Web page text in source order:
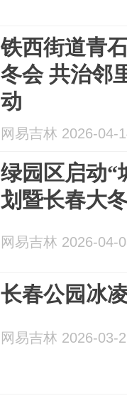
铁西街道青
冬会 共治邻
动
网易吉林 2026-04-
绿园区启动“
划暨长春大
网易吉林 2026-04-
长春公园冰
网易吉林 2026-03-